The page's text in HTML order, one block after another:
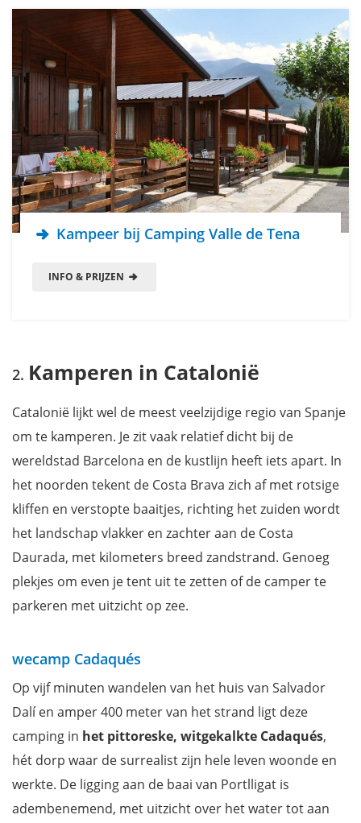
Kampeer bij Camping Valle de Tena
INFO & PRIJZEN
Kamperen in Catalonië
Catalonië lijkt wel de meest veelzijdige regio van Spanje
om te kamperen. Je zit vaak relatief dicht bij de
wereldstad Barcelona en de kustlijn heeft iets apart. In
het noorden tekent de Costa Brava zich af met rotsige
kliffen en verstopte baaitjes, richting het zuiden wordt
het landschap vlakker en zachter aan de Costa
Daurada, met kilometers breed zandstrand. Genoeg
plekjes om even je tent uit te zetten of de camper te
parkeren met uitzicht op zee.
wecamp Cadaqués
Op vijf minuten wandelen van het huis van Salvador
Dalí en amper 400 meter van het strand ligt deze
camping in het pittoreske, witgekalkte Cadaqués,
hét dorp waar de surrealist zijn hele leven woonde en
werkte. De ligging aan de baai van Portlligat is
adembenemend, met uitzicht over het water tot aan